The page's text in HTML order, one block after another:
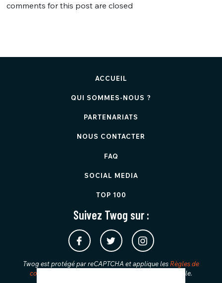
comments for this post are closed
ACCUEIL
QUI SOMMES-NOUS ?
PARTENARIATS
NOUS CONTACTER
FAQ
SOCIAL MEDIA
TOP 100
Suivez Twog sur :
Twog est protégé par reCAPTCHA et applique lesRègles de
confidentialité
de Google.